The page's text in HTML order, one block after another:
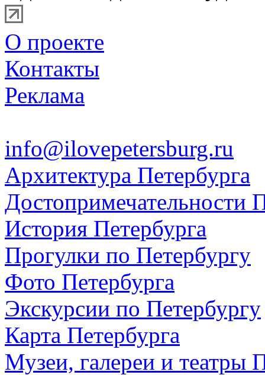
О проекте
Контакты
Реклама
info@ilovepetersburg.ru
Архитектура Петербурга
Достопримечательности
История Петербурга
Прогулки по Петербургу
Фото Петербурга
Экскурсии по Петербургу
Карта Петербурга
Музеи, галереи и театры